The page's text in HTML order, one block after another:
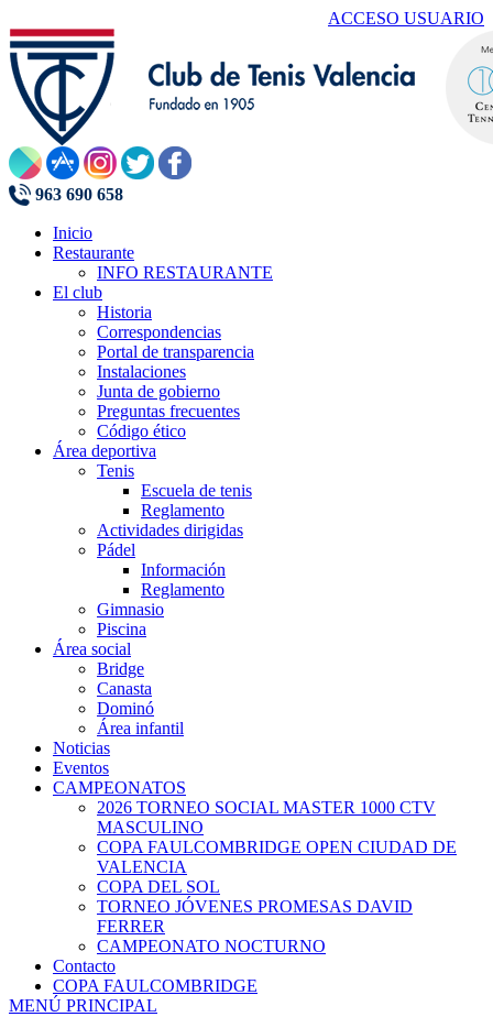
ACCESO USUARIO
963 690 658
Inicio
Restaurante
INFO RESTAURANTE
El club
Historia
Correspondencias
Portal de transparencia
Instalaciones
Junta de gobierno
Preguntas frecuentes
Código ético
Área deportiva
Tenis
Escuela de tenis
Reglamento
Actividades dirigidas
Pádel
Información
Reglamento
Gimnasio
Piscina
Área social
Bridge
Canasta
Dominó
Área infantil
Noticias
Eventos
CAMPEONATOS
2026 TORNEO SOCIAL MASTER 1000 CTV
MASCULINO
COPA FAULCOMBRIDGE OPEN CIUDAD DE
VALENCIA
COPA DEL SOL
TORNEO JÓVENES PROMESAS DAVID
FERRER
CAMPEONATO NOCTURNO
Contacto
COPA FAULCOMBRIDGE
MENÚ PRINCIPAL